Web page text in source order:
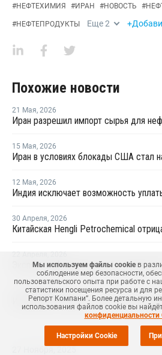
#НЕФТЕХИМИЯ #ИРАН #НОВОСТЬ #
#НЕФТЕПРОДУКТЫ Еще2
Похожие новости
21 Мая, 2026
15 Мая, 2026
12 Мая, 2026
30 Апреля, 2026
16 Апреля,2026
Иран приостановил экспорт всей
Мы используем файлы cookieв
соблюдение мер безопасности,
пользовательского опыта при работе с
статистики посещения ресурса и для
Репорт Компани”. Более детальную
использования файлов cookie вы
конфиденциальности
Настройки Cookie